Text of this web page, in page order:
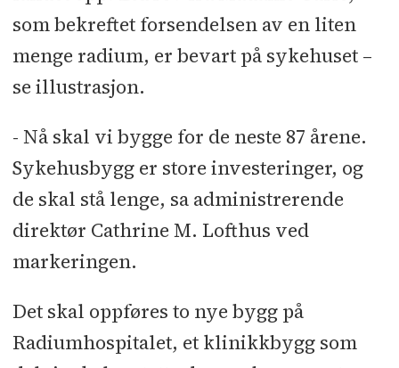
som bekreftet forsendelsen av en liten
menge radium, er bevart på sykehuset –
se illustrasjon.
- Nå skal vi bygge for de neste 87 årene.
Sykehusbygg er store investeringer, og
de skal stå lenge, sa administrerende
direktør Cathrine M. Lofthus ved
markeringen.
Det skal oppføres to nye bygg på
Radiumhospitalet, et klinikkbygg som